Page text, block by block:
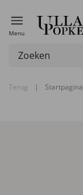
Menu
Terug | Startpagina